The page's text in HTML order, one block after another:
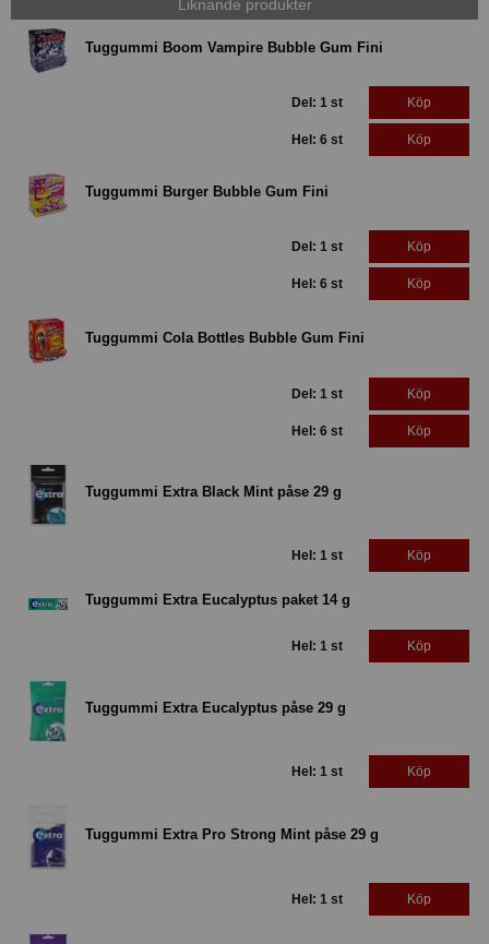
Liknande produkter
Tuggummi Boom Vampire Bubble Gum Fini
Del: 1 st Köp
Hel: 6 st Köp
Tuggummi Burger Bubble Gum Fini
Del: 1 st Köp
Hel: 6 st Köp
Tuggummi Cola Bottles Bubble Gum Fini
Del: 1 st Köp
Hel: 6 st Köp
Tuggummi Extra Black Mint påse 29 g
Hel: 1 st Köp
Tuggummi Extra Eucalyptus paket 14 g
Hel: 1 st Köp
Tuggummi Extra Eucalyptus påse 29 g
Hel: 1 st Köp
Tuggummi Extra Pro Strong Mint påse 29 g
Hel: 1 st Köp